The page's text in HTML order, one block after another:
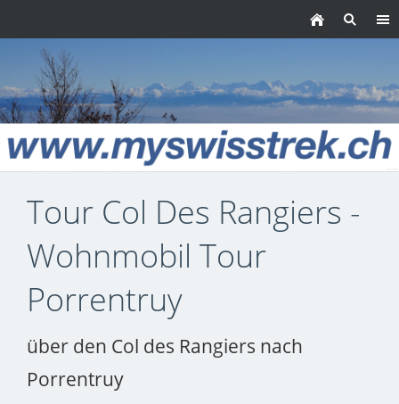
Tour Col Des Rangiers -
Wohnmobil Tour
Porrentruy
über den Col des Rangiers nach
Porrentruy